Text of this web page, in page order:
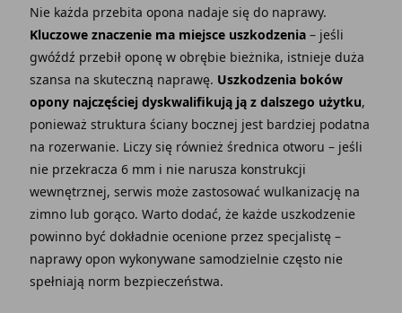
Nie każda przebita opona nadaje się do naprawy.
Kluczowe znaczenie ma miejsce uszkodzenia– jeśli
gwóźdź przebił oponę w obrębie bieżnika, istnieje duża
szansa na skuteczną naprawę. Uszkodzenia boków
opony najczęściej dyskwalifikują ją z dalszego użytku,
ponieważ struktura ściany bocznej jest bardziej podatna
na rozerwanie. Liczy się również średnica otworu – jeśli
nie przekracza 6 mm i nie narusza konstrukcji
wewnętrznej, serwis może zastosować wulkanizację na
zimno lub gorąco. Warto dodać, że każde uszkodzenie
powinno być dokładnie ocenione przez specjalistę –
naprawy opon wykonywane samodzielnie często nie
spełniają norm bezpieczeństwa.